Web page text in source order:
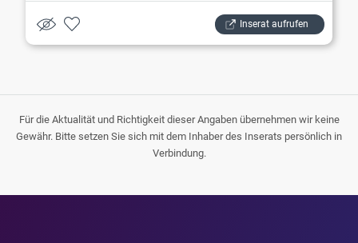
Inserat aufrufen
Für die Aktualität und Richtigkeit dieser Angaben übernehmen wir keine
Gewähr. Bitte setzen Sie sich mit dem Inhaber des Inserats persönlich in
Verbindung.